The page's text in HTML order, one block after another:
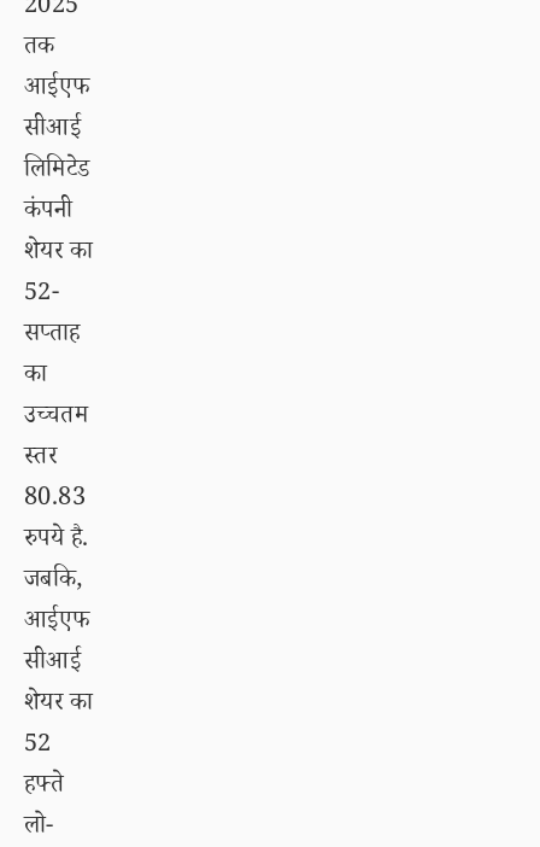
2025
तक
आईएफ
सीआई
लिमिटेड
कंपनी
शेयर का
52-
सप्ताह
का
उच्चतम
स्तर
80.83
रुपये है.
जबकि,
आईएफ
सीआई
शेयर का
52
हफ्ते
लो-